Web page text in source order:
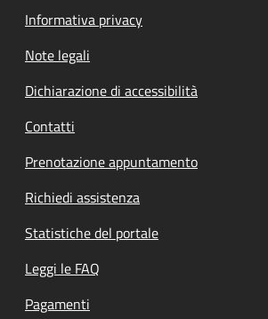
Informativa privacy
Note legali
Dichiarazione di accessibilità
Contatti
Prenotazione appuntamento
Richiedi assistenza
Statistiche del portale
Leggi le FAQ
Pagamenti